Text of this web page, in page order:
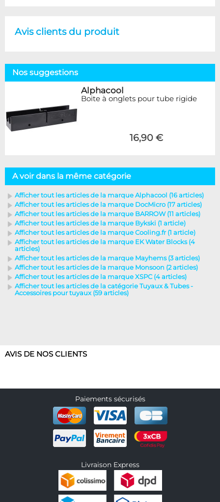
Avis clients du produit
Nos suggestions
Alphacool
Boite à onglets pour tube rigide
16,90 €
A voir dans la même catégorie
Afficher tout les articles de la marque Alphacool (16 articles)
Afficher tout les articles de la marque DocMicro (17 articles)
Afficher tout les articles de la marque BARROW (11 articles)
Afficher tout les articles de la marque Bykski (1 article)
Afficher tout les articles de la marque Cooling.fr (1 article)
Afficher tout les articles de la marque EK Water Blocks (4
articles)
Afficher tout les articles de la marque Mayhems (3 articles)
Afficher tout les articles de la marque Monsoon (2 articles)
Afficher tout les articles de la marque XSPC (4 articles)
Afficher tout les articles de la catégorie Tuyaux & Tubes -
Accessoires pour tuyaux (59 articles)
AVIS DE NOS CLIENTS
Paiements sécurisés
Livraison Express